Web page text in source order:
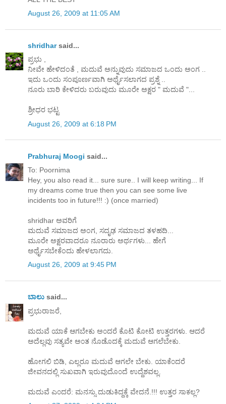
August 26, 2009 at 11:05 AM
shridharsaid...
ಪ್ರಭು ,
ನೀವೇ ಹೇಳಿದಂತೆ , ಮದುವೆ ಅನ್ನುವುದು ಸಮಾಜದ ಒಂದು ಅಂಗ ..
ಇದು ಒಂದು ಸಂಪೂರ್ಣವಾಗಿ ಅರ್ಥೈಸಲಾಗದ ಪ್ರಶ್ನೆ ..
ನೂರು ಬಾರಿ ಕೇಳಿದರು ಬರುವುದು ಮೂರೇ ಅಕ್ಷರ " ಮದುವೆ "...
ಶ್ರೀಧರ ಭಟ್ಟ
August 26, 2009 at 6:18 PM
Prabhuraj Moogi said...
To: Poornima
Hey, you also read it... sure sure.. I will keep writing... If
my dreams come true then you can see some live
incidents too in future!!! :) (once married)
shridhar ಅವರಿಗೆ
ಮದುವೆ ಸಮಾಜದ ಅಂಗ, ಸದೃಢ ಸಮಾಜದ ತಳಹದಿ...
ಮೂರೇ ಅಕ್ಷರವಾದರೂ ನೂರಾರು ಅರ್ಥಗಳು... ಹೇಗೆ
ಅರ್ಥೈಸಬೇಕೆಂದು ಹೇಳಲಾಗದು.
August 26, 2009 at 9:45 PM
ಬಾಲು said...
ಪ್ರಭುರಾಜರೆ,
ಮದುವೆ ಯಾಕೆ ಆಗಬೇಕು ಅ೦ದರೆ ಕೊಟಿ ಕೋಟಿ ಉತ್ತರಗಳು. ಆದರೆ
ಅದೆಲ್ಲವು ಸತ್ಯವೇ ಅ೦ತ ನೊಡೊದಕ್ಕೆ ಮದುವೆ ಆಗಲೆಬೇಕು.
ಹೋಗಲಿ ಬಿಡಿ, ಎಲ್ಲರೂ ಮದುವೆ ಆಗಲೇ ಬೇಕು. ಯಾಕೆ೦ದರೆ
ಜೀವನದಲ್ಲಿ ಸುಖವಾಗಿ ಇರುವುದೊ೦ದೆ ಉದ್ದೆಶವಲ್ಲ.
ಮದುವೆ ಎ೦ದರೆ: ಮನಸ್ಸು ದುಡುಕಿದ್ದಕ್ಕೆ ವೇದನೆ.!!! ಉತ್ತರ ಸಾಕಲ್ಲ?